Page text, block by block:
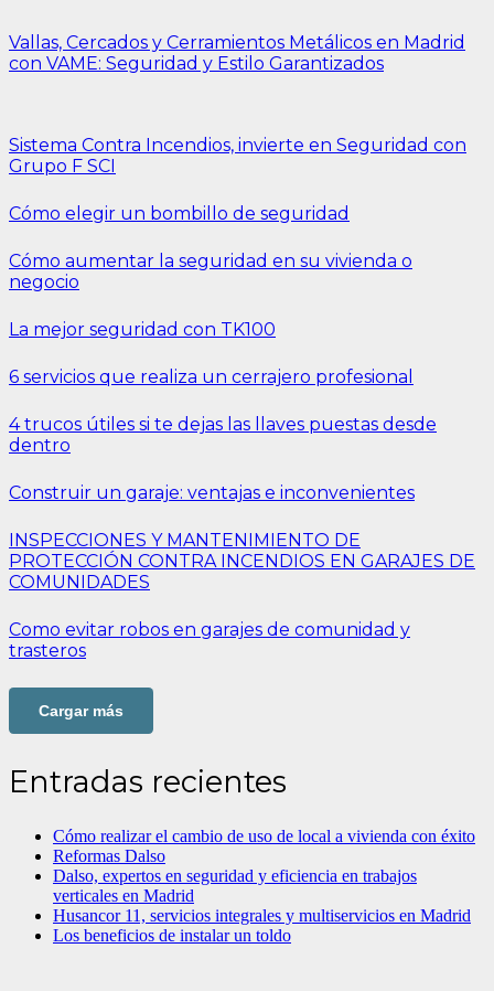
Vallas, Cercados y Cerramientos Metálicos en Madrid
con VAME: Seguridad y Estilo Garantizados
Sistema Contra Incendios, invierte en Seguridad con
Grupo F SCI
Cómo elegir un bombillo de seguridad
Cómo aumentar la seguridad en su vivienda o
negocio
La mejor seguridad con TK100
6 servicios que realiza un cerrajero profesional
4 trucos útiles si te dejas las llaves puestas desde
dentro
Construir un garaje: ventajas e inconvenientes
INSPECCIONES Y MANTENIMIENTO DE
PROTECCIÓN CONTRA INCENDIOS EN GARAJES DE
COMUNIDADES
Como evitar robos en garajes de comunidad y
trasteros
Cargar más
Entradas recientes
Cómo realizar el cambio de uso de local a vivienda con éxito
Reformas Dalso
Dalso, expertos en seguridad y eficiencia en trabajos
verticales en Madrid
Husancor 11, servicios integrales y multiservicios en Madrid
Los beneficios de instalar un toldo